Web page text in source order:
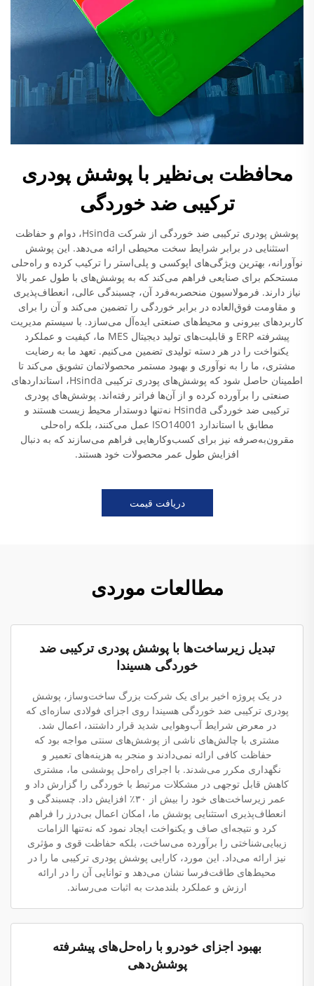
محافظت بی‌نظیر با پوشش پودری
ترکیبی ضد خوردگی
پوشش پودری ترکیبی ضد خوردگی از شرکت Hsinda، دوام و حفاظت
استثنایی در برابر شرایط سخت محیطی ارائه می‌دهد. این پوشش
نوآورانه، بهترین ویژگی‌های اپوکسی و پلی‌استر را ترکیب کرده و راه‌حلی
مستحکم برای صنایعی فراهم می‌کند که به پوشش‌های با طول عمر بالا
نیاز دارند. فرمولاسیون منحصربه‌فرد آن، چسبندگی عالی، انعطاف‌پذیری
و مقاومت فوق‌العاده در برابر خوردگی را تضمین می‌کند و آن را برای
کاربردهای بیرونی و محیط‌های صنعتی ایده‌آل می‌سازد. با سیستم مدیریت
پیشرفته ERP و قابلیت‌های تولید دیجیتال MES ما، کیفیت و عملکرد
یکنواخت را در هر دسته تولیدی تضمین می‌کنیم. تعهد ما به رضایت
مشتری، ما را به نوآوری و بهبود مستمر محصولاتمان تشویق می‌کند تا
اطمینان حاصل شود که پوشش‌های پودری ترکیبی Hsinda، استانداردهای
صنعتی را برآورده کرده و از آن‌ها فراتر رفته‌اند. پوشش‌های پودری
ترکیبی ضد خوردگی Hsinda نه‌تنها دوستدار محیط زیست هستند و
مطابق با استاندارد ISO14001 عمل می‌کنند، بلکه راه‌حلی
مقرون‌به‌صرفه نیز برای کسب‌وکارهایی فراهم می‌سازند که به دنبال
افزایش طول عمر محصولات خود هستند.
دریافت قیمت
مطالعات موردی
تبدیل زیرساخت‌ها با پوشش پودری ترکیبی ضد
خوردگی هسیندا
در یک پروژه اخیر برای یک شرکت بزرگ ساخت‌وساز، پوشش
پودری ترکیبی ضد خوردگی هسیندا روی اجزای فولادی سازه‌ای که
در معرض شرایط آب‌وهوایی شدید قرار داشتند، اعمال شد.
مشتری با چالش‌های ناشی از پوشش‌های سنتی مواجه بود که
حفاظت کافی ارائه نمی‌دادند و منجر به هزینه‌های تعمیر و
نگهداری مکرر می‌شدند. با اجرای راه‌حل پوششی ما، مشتری
کاهش قابل توجهی در مشکلات مرتبط با خوردگی را گزارش داد و
عمر زیرساخت‌های خود را بیش از ۳۰٪ افزایش داد. چسبندگی و
انعطاف‌پذیری استثنایی پوشش ما، امکان اعمال بی‌درز را فراهم
کرد و نتیجه‌ای صاف و یکنواخت ایجاد نمود که نه‌تنها الزامات
زیبایی‌شناختی را برآورده می‌ساخت، بلکه حفاظت قوی و مؤثری
نیز ارائه می‌داد. این مورد، کارایی پوشش پودری ترکیبی ما را در
محیط‌های طاقت‌فرسا نشان می‌دهد و توانایی آن را در ارائه
ارزش و عملکرد بلندمدت به اثبات می‌رساند.
بهبود اجزای خودرو با راه‌حل‌های پیشرفته
پوشش‌دهی